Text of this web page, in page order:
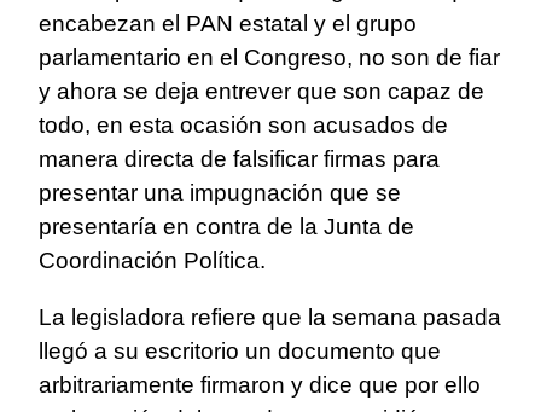
encabezan el PAN estatal y el grupo
parlamentario en el Congreso, no son de fiar
y ahora se deja entrever que son capaz de
todo, en esta ocasión son acusados de
manera directa de falsificar firmas para
presentar una impugnación que se
presentaría en contra de la Junta de
Coordinación Política.
La legisladora refiere que la semana pasada
llegó a su escritorio un documento que
arbitrariamente firmaron y dice que por ello